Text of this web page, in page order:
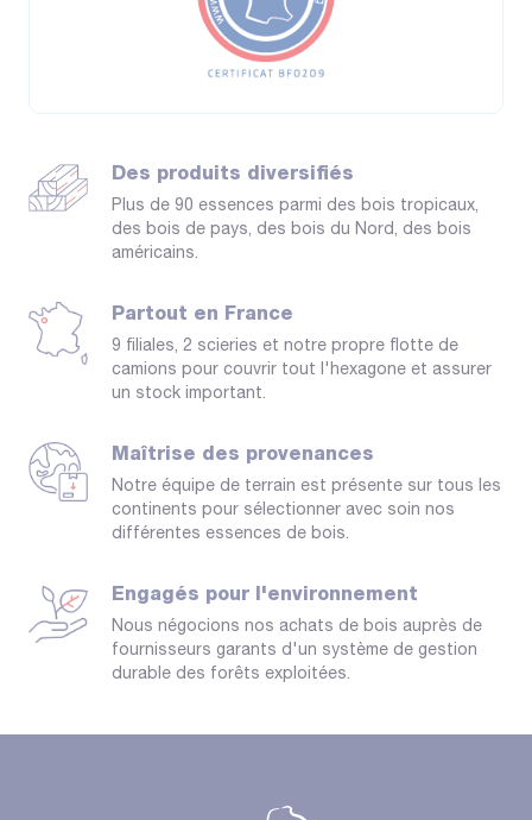
Des produits diversifiés
Plus de 90 essences parmi des bois tropicaux,
des bois de pays, des bois du Nord, des bois
américains.
Partout en France
9 filiales, 2 scieries et notre propre flotte de
camions pour couvrir tout l'hexagone et assurer
un stock important.
Maîtrise des provenances
Notre équipe de terrain est présente sur tous les
continents pour sélectionner avec soin nos
différentes essences de bois.
Engagés pour l'environnement
Nous négocions nos achats de bois auprès de
fournisseurs garants d'un système de gestion
durable des forêts exploitées.